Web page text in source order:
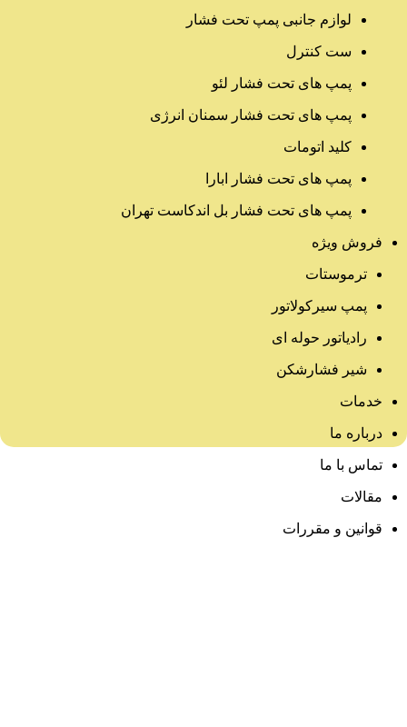
لوازم جانبی پمپ تحت فشار
ست کنترل
پمپ های تحت فشار لئو
پمپ های تحت فشار سمنان انرژی
کلید اتومات
پمپ های تحت فشار ابارا
پمپ های تحت فشار بل اندکاست تهران
فروش ویژه
ترموستات
پمپ سیرکولاتور
رادیاتور حوله ای
شیر فشارشکن
خدمات
درباره ما
تماس با ما
مقالات
قوانین و مقررات